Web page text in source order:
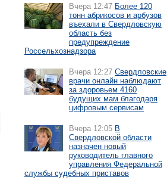
Вчера 12:47 Более 120
тонн абрикосов и арбузов
въехали в Свердловскую
область без
предупреждение
Россельхознадзора
Вчера 12:27 Свердловские
врачи онлайн наблюдают
за здоровьем 4160
будущих мам благодаря
цифровым сервисам
Вчера 12:05 В
Свердловской области
назначен новый
руководитель главного
управления Федеральной
службы судебных приставов